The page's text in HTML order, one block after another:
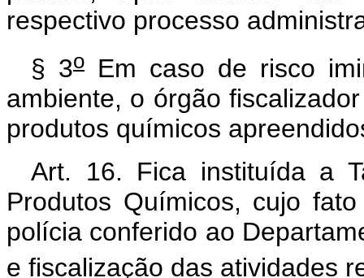
respectivo processo
§ 3o Em caso de risco
ambiente, o órgão
produtos químicos
Art. 16. Fica instituída a
Produtos Químicos, cujo
polícia conferido ao
e fiscalização das atividades